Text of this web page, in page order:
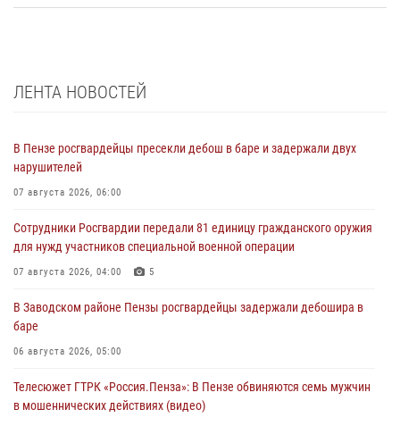
ЛЕНТА НОВОСТЕЙ
В Пензе росгвардейцы пресекли дебош в баре и задержали двух
нарушителей
07 августа 2026, 06:00
Сотрудники Росгвардии передали 81 единицу гражданского оружия
для нужд участников специальной военной операции
07 августа 2026, 04:00 5
В Заводском районе Пензы росгвардейцы задержали дебошира в
баре
06 августа 2026, 05:00
Телесюжет ГТРК «Россия.Пенза»: В Пензе обвиняются семь мужчин
в мошеннических действиях (видео)